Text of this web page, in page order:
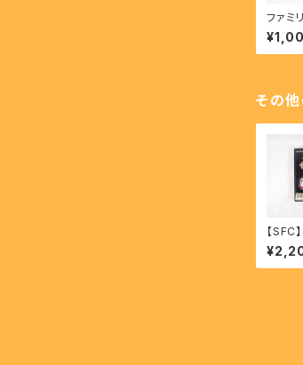
ファミ
ュータ
コース
本【FC
その
【SFC
ム外伝
騎士 -
dam